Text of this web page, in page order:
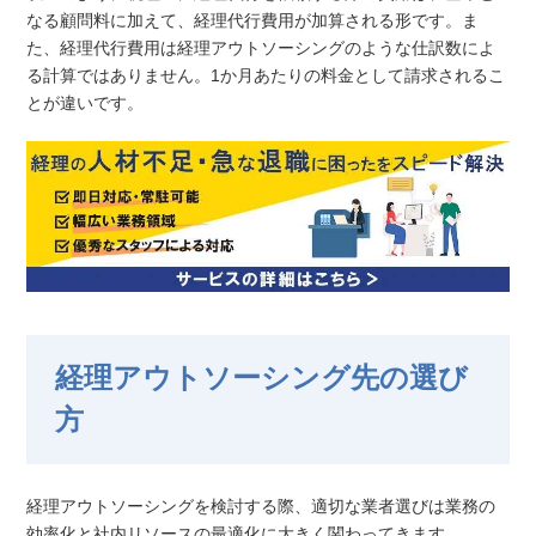
なる顧問料に加えて、経理代行費用が加算される形です。ま
た、経理代行費用は経理アウトソーシングのような仕訳数によ
る計算ではありません。1か月あたりの料金として請求されるこ
とが違いです。
経理アウトソーシング先の選び
方
経理アウトソーシングを検討する際、適切な業者選びは業務の